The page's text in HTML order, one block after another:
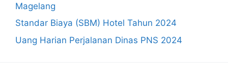
Magelang
Standar Biaya (SBM) Hotel Tahun 2024
Uang Harian Perjalanan Dinas PNS 2024